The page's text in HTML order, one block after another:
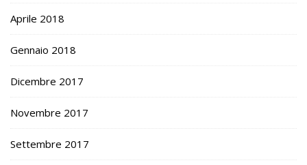
Aprile 2018
Gennaio 2018
Dicembre 2017
Novembre 2017
Settembre 2017